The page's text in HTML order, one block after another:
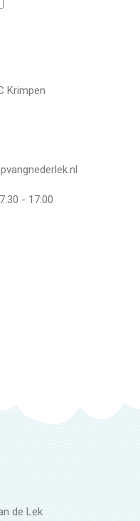
Krimpen
- 17:00
de Lek